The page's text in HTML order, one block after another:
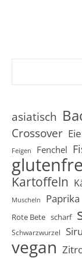
asiatisch
Crossover
Feigen Fenchel
Kartoffeln
Muscheln Paprika
Rote Bete scharf
Schwarzwurzel
vegan